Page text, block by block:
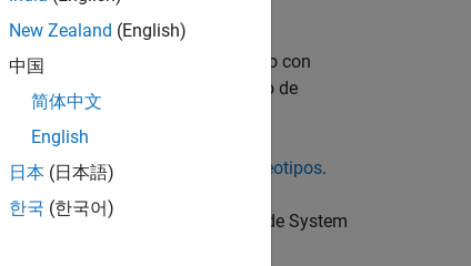
de estereotipos de elemento con
de estereotipos en un modelo de
de datos.
arquitectura con perfiles y estereotipos.
basada en modelos dentro de System
New Zealand (English)
中国
简体中文
English
日本 (日本語)
한국 (한국어)